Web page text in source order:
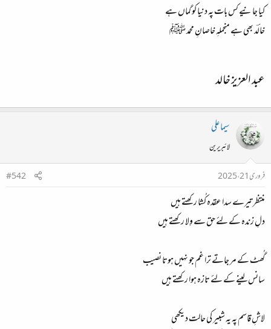
کیا جانیے کس بات پہ دنیا کو گماں ہے
خالؔد بھی ہے منجملہِ خاصانِ محمد ﷺ
عبد العزیز خالد​
سیما علی
لائبریرین
فروری 21، 2025
#542
منتظر تیرے سدا عقدہ کُشا رکھتے ہیں
دلِ زندہ کے لئے حق سے وِلا رکھتے ہیں
گُھٹ کے مر جاتے ترا غم جو نہیں ہوتا نصیب
سانس لینے کے لئے تازہ ہوا رکھتے ہیں
لاشِ قاسم پہ یہ شبیر کی حالت دیکھی